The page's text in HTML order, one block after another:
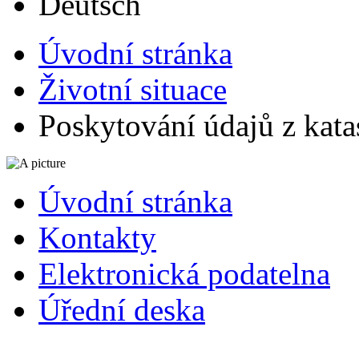
Úvodní stránka
Životní situace
Poskytování údajů z
Úvodní stránka
Kontakty
Elektronická podatelna
Úřední deska